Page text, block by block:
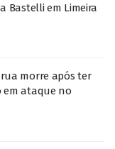
Bastelli em Limeira
morre após ter
em ataque no